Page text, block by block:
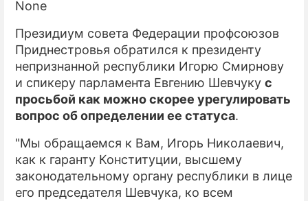
ЭКОНОМИКА
ПРОИСШЕСТВИЯ
СТИЛЬ ЖИЗНИ
СЕРИАЛЫ
ИГРЫ
None
Президиум совета Федерации профсоюзов
Приднестровья обратился к президенту
непризнанной республики Игорю Смирнову
и спикеру парламента Евгению Шевчуку с
просьбой как можно скорее урегулировать
вопрос об определении ее статуса.
"Мы обращаемся к Вам, Игорь Николаевич,
как к гаранту Конституции, высшему
законодательному органу республики в лице
его председателя Шевчука, ко всем